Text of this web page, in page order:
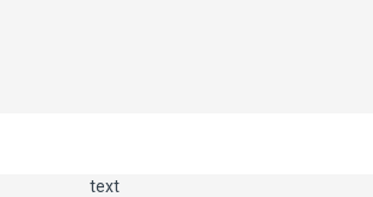
text